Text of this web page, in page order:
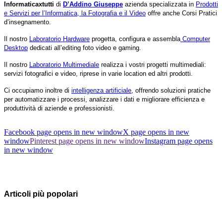
Informaticaxtutti di D’Addino Giuseppe azienda specializzata in Prodotti
e Servizi per l’Informatica, la Fotografia e il Video offre anche Corsi Pratici
d’insegnamento.
Il nostro Laboratorio Hardware progetta, configura e assemblaComputer
Desktop dedicati all’editing foto video e gaming.
Il nostro Laboratorio Multimediale realizza i vostri progetti multimediali:
servizi fotografici e video, riprese in varie location ed altri prodotti.
Ci occupiamo inoltre di intelligenza artificiale, offrendo soluzioni pratiche
per automatizzare i processi, analizzare i dati e migliorare efficienza e
produttività di aziende e professionisti.
Facebook page opens in new windowX page opens in new
windowPinterest page opens in new windowInstagram page opens
in new window
Articoli più popolari